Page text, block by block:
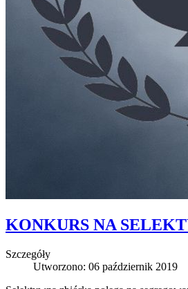
KONKURS NA
Szczegóły
Utworzono: 06 październik 2019